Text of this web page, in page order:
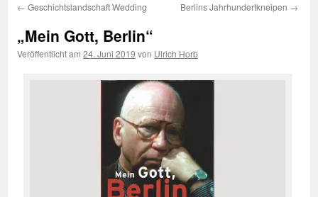
← Geschichtslandschaft Wedding Berlins Jahrhundertkneipen →
„Mein Gott, Berlin“
Veröffentlicht am 24. Juni 2019 von Ulrich Horb